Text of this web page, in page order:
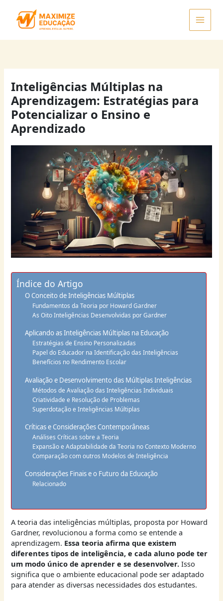
Inteligências Múltiplas na
Aprendizagem: Estratégias para
Potencializar o Ensino e
Aprendizado
Índice do Artigo
O Conceito de Inteligências Múltiplas
Fundamentos da Teoria por Howard Gardner
As Oito Inteligências Desenvolvidas por Gardner
Aplicando as Inteligências Múltiplas na Educação
Estratégias de Ensino Personalizadas
Papel do Educador na Identificação das Inteligências
Benefícios no Rendimento Escolar
Avaliação e Desenvolvimento das Múltiplas Inteligências
Métodos de Avaliação das Inteligências Individuais
Criatividade e Resolução de Problemas
Superdotação e Inteligências Múltiplas
Críticas e Considerações Contemporâneas
Análises Críticas sobre a Teoria
Expansão e Adaptabilidade da Teoria no Contexto Moderno
Comparação com outros Modelos de Inteligência
Considerações Finais e o Futuro da Educação
Relacionado
A teoria das inteligências múltiplas, proposta por Howard
Gardner, revolucionou a forma como se entende a
aprendizagem. Essa teoria afirma que existem
diferentes tipos de inteligência, e cada aluno pode ter
um modo único de aprender e se desenvolver. Isso
significa que o ambiente educacional pode ser adaptado
para atender as diversas necessidades dos estudantes.